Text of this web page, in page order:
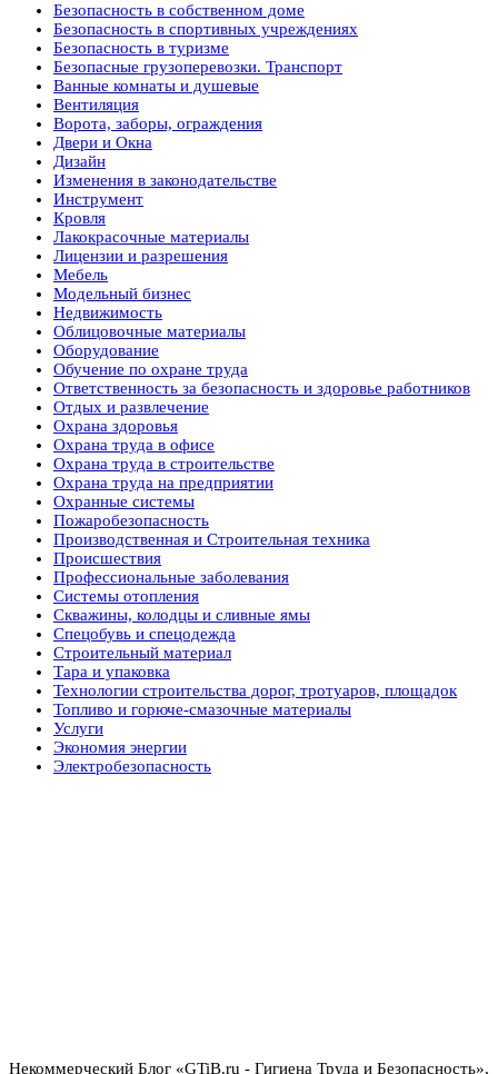
Безопасность в собственном доме
Безопасность в спортивных учреждениях
Безопасность в туризме
Безопасные грузоперевозки. Транспорт
Ванные комнаты и душевые
Вентиляция
Ворота, заборы, ограждения
Двери и Окна
Дизайн
Изменения в законодательстве
Инструмент
Кровля
Лакокрасочные материалы
Лицензии и разрешения
Мебель
Модельный бизнес
Недвижимость
Облицовочные материалы
Оборудование
Обучение по охране труда
Ответственность за безопасность и здоровье работников
Отдых и развлечение
Охрана здоровья
Охрана труда в офисе
Охрана труда в строительстве
Охрана труда на предприятии
Охранные системы
Пожаробезопасность
Производственная и Строительная техника
Происшествия
Профессиональные заболевания
Системы отопления
Скважины, колодцы и сливные ямы
Спецобувь и спецодежда
Строительный материал
Тара и упаковка
Технологии строительства дорог, тротуаров, площадок
Топливо и горюче-смазочные материалы
Услуги
Экономия энергии
Электробезопасность
Некоммерческий Блог «GTiB.ru - Гигиена Труда и Безопасность»,